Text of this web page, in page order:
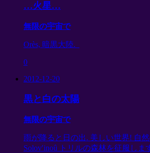
…火星…
無限の宇宙で
Orès, 暗黒大陸.
0
2012-12-20
黒と白の太陽
無限の宇宙で
雨が降ると日の出. 美しい世界! 自
Solov′inoû トリルの森林を征服しま